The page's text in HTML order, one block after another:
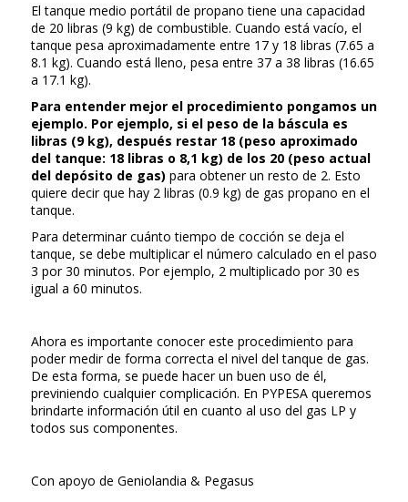
El tanque medio portátil de propano tiene una capacidad
de 20 libras (9 kg) de combustible. Cuando está vacío, el
tanque pesa aproximadamente entre 17 y 18 libras (7.65 a
8.1 kg). Cuando está lleno, pesa entre 37 a 38 libras (16.65
a 17.1 kg).
Para entender mejor el procedimiento pongamos un
ejemplo. Por ejemplo, si el peso de la báscula es
libras (9 kg), después restar 18 (peso aproximado
del tanque: 18 libras o 8,1 kg) de los 20 (peso actual
del depósito de gas) para obtener un resto de 2. Esto
quiere decir que hay 2 libras (0.9 kg) de gas propano en el
tanque.
Para determinar cuánto tiempo de cocción se deja el
tanque, se debe multiplicar el número calculado en el paso
3 por 30 minutos. Por ejemplo, 2 multiplicado por 30 es
igual a 60 minutos.
Ahora es importante conocer este procedimiento para
poder medir de forma correcta el nivel del tanque de gas.
De esta forma, se puede hacer un buen uso de él,
previniendo cualquier complicación. En PYPESA queremos
brindarte información útil en cuanto al uso del gas LP y
todos sus componentes.
Con apoyo de Geniolandia & Pegasus